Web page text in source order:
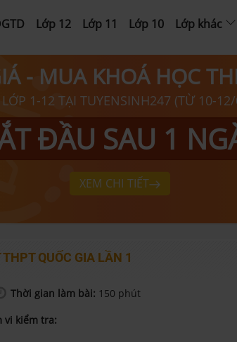
Lớp 12 Lớp 11 Lớp 10 Lớp khác
- MUA KHOÁ HỌC
1-12 TẠI TUYENSINH247 (TỪ 10-
ĐẦU SAU 1
XEM CHI TIẾT
QUỐC GIA LẦN 1
Thời gian làm bài: 150 phút
vi kiểm tra: